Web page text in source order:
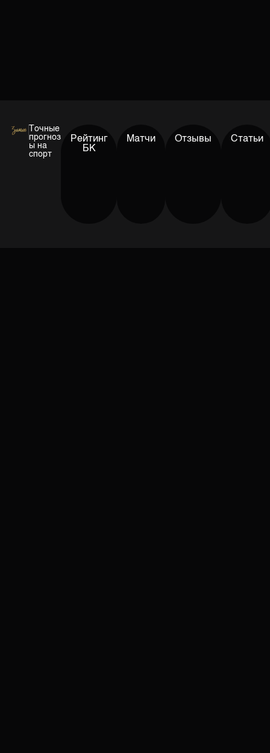
Точные
прогноз
ы на
спорт
Рейтинг
БК
Матчи Отзывы Статьи